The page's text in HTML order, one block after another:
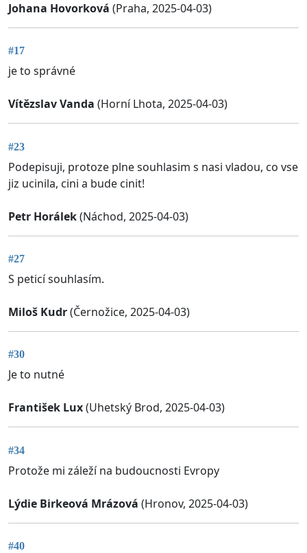
Johana Hovorková (Praha, 2025-04-03)
#17
je to správné
Vítězslav Vanda (Horní Lhota, 2025-04-03)
#23
Podepisuji, protoze plne souhlasim s nasi vladou, co vse
jiz ucinila, cini a bude cinit!
Petr Horálek(Náchod, 2025-04-03)
#27
S peticí souhlasím.
Miloš Kudr(Černožice, 2025-04-03)
#30
Je to nutné
František Lux(Uhetský Brod, 2025-04-03)
#34
Protože mi záleží na budoucnosti Evropy
Lýdie Birkeová Mrázová (Hronov, 2025-04-03)
#40